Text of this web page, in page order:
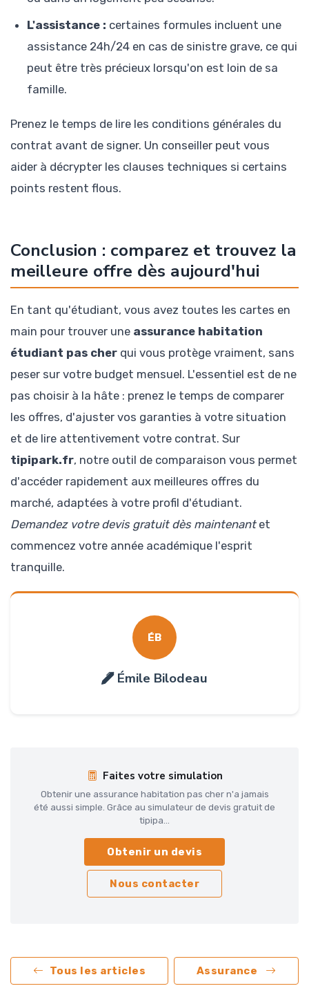
L'assistance : certaines formules incluent une
assistance 24h/24 en cas de sinistre grave, ce qui
peut être très précieux lorsqu'on est loin de sa
famille.
Prenez le temps de lire les conditions générales du
contrat avant de signer. Un conseiller peut vous
aider à décrypter les clauses techniques si certains
points restent flous.
Conclusion : comparez et trouvez la
meilleure offre dès aujourd'hui
En tant qu'étudiant, vous avez toutes les cartes en
main pour trouver une assurance habitation
étudiant pas cher qui vous protège vraiment, sans
peser sur votre budget mensuel. L'essentiel est de ne
pas choisir à la hâte : prenez le temps de comparer
les offres, d'ajuster vos garanties à votre situation
et de lire attentivement votre contrat. Sur
tipipark.fr, notre outil de comparaison vous permet
d'accéder rapidement aux meilleures offres du
marché, adaptées à votre profil d'étudiant.
Demandez votre devis gratuit dès maintenantet
commencez votre année académique l'esprit
tranquille.
ÉB
Émile Bilodeau
Faites votre simulation
Obtenir une assurance habitation pas cher n'a jamais
été aussi simple. Grâce au simulateur de devis gratuit de
tipipa...
Obtenir un devis
Nous contacter
Tous les articles Assurance